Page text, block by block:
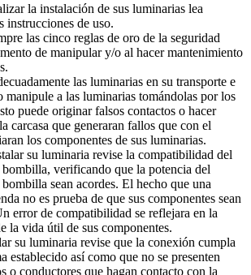
la instalación de sus luminarias lea
instrucciones de uso.
las cinco reglas de oro de la seguridad
de manipular y/o al hacer mantenimiento
las luminarias en su transporte e
manipule a las luminarias tomándolas por los
puede originar falsos contactos o hacer
carcasa que generaran fallos que con el
los componentes de sus luminarias.
su luminaria revise la compatibilidad del
verificando que la potencia del
sean acordes. El hecho que una
no es prueba de que sus componentes sean
error de compatibilidad se reflejara en la
la vida útil de sus componentes.
su luminaria revise que la conexión cumpla
establecido así como que no se presenten
o conductores que hagan contacto con la